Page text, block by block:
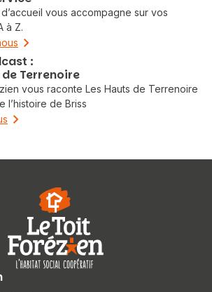
vous accompagne sur vos
à Z.
:
de Terrenoire
vous raconte Les Hauts de Terrenoire
l’histoire de Briss